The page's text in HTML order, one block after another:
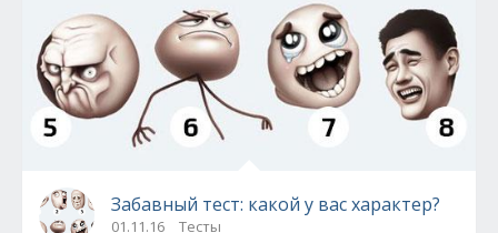
Забавный тест: какой у вас характер?
01.11.16 Тесты